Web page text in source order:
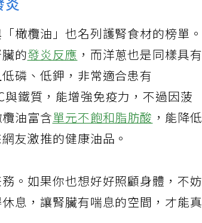
炎
橄欖油」也名列護腎食材的榜單。
臟的發炎反應
，而洋蔥也是同樣具有
磷、低鉀，非常適合患有
鐵質，能增強免疫力，不過因菠
油富含單元不飽和脂肪酸
，能降低
友激推的健康油品。
。如果你也想好好照顧身體，不妨
息，讓腎臟有喘息的空間，才能真